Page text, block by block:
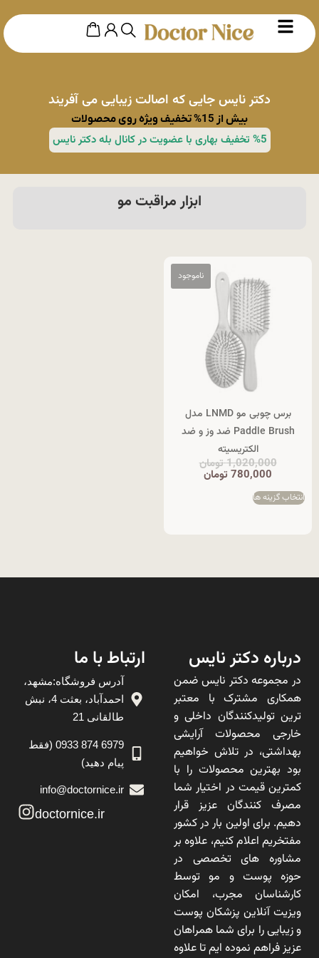
دکتر نایس جایی که اصالت زیبایی می آفریند
بیش از 15% تخفیف ویژه روی محصولات
%5 تخفیف بهاری با عضویت در کانال بله دکتر نایس
ابزار مراقبت مو
برس چوبی مو LNMD مدل
Paddle Brush ضد وز و ضد
الکتریسیته
1,020,000تومان
780,000 تومان
انتخاب گزینه ها
درباره دکتر نایس
در مجموعه دکتر نایس ضمن
همکاری مشترک با معتبر
ترین تولیدکنندگان داخلی و
خارجی محصولات آرایشی
بهداشتی، در تلاش خواهیم
بود بهترین محصولات را با
کمترین قیمت در اختیار شما
مصرف کنندگان عزیز قرار
دهیم. برای اولین بار در کشور
مفتخریم اعلام کنیم، علاوه بر
مشاوره های تخصصی در
حوزه پوست و مو توسط
کارشناسان مجرب، امکان
ویزیت آنلاین پزشکان پوست
و زیبایی را برای شما همراهان
عزیز فراهم نموده ایم تا علاوه
ارتباط با ما
آدرس فروشگاه:مشهد،
احمدآباد، بعثت 4، نبش
طالقانی 21
6979 874 0933 (فقط
پیام دهید)
info@doctornice.ir
doctornice.ir